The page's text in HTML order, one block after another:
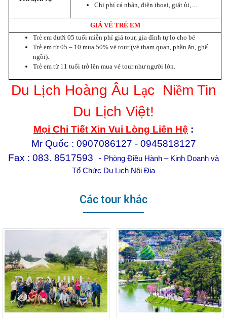
Chi phí cá nhân, điện thoại, giặt ủi,…
GIÁ VÉ TRẺ EM
Trẻ em dưới 05 tuổi miễn phí giá tour, gia đình tự lo cho bé
Trẻ em từ 05 – 10 mua 50% vé tour (vé tham quan, phần ăn, ghế
ngồi).
Trẻ em từ 11 tuổi trở lên mua vé tour như người lớn.
Du Lịch Hoàng Âu Lạc Niềm Tin
Du Lịch Việt!
Mọi Chi Tiết Xin Vui Lòng Liên Hệ :
Mr Quốc : 0907086127 - 0945818127
Fax : 083. 8517593 - Phòng Điều Hành – Kinh Doanh và
Tổ Chức Du Lịch Nội Địa
Các tour khác